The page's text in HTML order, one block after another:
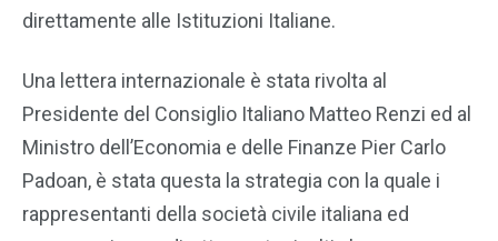
direttamente alle Istituzioni Italiane.
Una lettera internazionale è stata rivolta al
Presidente del Consiglio Italiano Matteo Renzi ed al
Ministro dell’Economia e delle Finanze Pier Carlo
Padoan, è stata questa la strategia con la quale i
rappresentanti della società civile italiana ed